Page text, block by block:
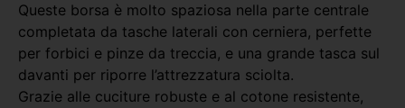
Queste borsa è molto spaziosa nella parte centrale
completata da tasche laterali con cerniera, perfette
per forbici e pinze da treccia, e una grande tasca sul
davanti per riporre l’attrezzatura sciolta.
Grazie alle cuciture robuste e al cotone resistente,